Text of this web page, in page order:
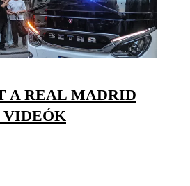
A REAL MADRID
VIDEÓK